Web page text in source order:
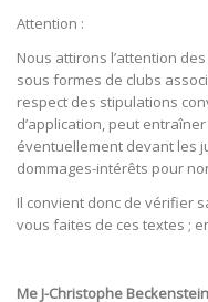
Attention :
Nous attirons l’attention
sous formes de clubs
respect des stipulations
d’application, peut
éventuellement devant les
dommages-intérêts pour
Il convient donc de vérifier
vous faites de ces textes ;
Me J-Christophe